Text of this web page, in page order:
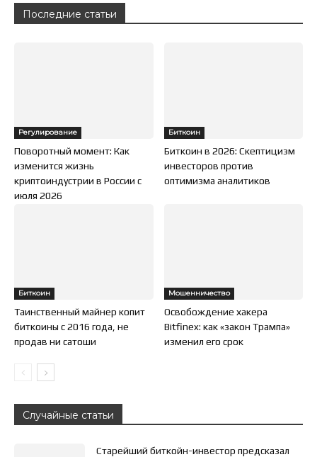
Последние статьи
Регулирование
Поворотный момент: Как
изменится жизнь
криптоиндустрии в России с
июля 2026
Биткоин
Биткоин в 2026: Скептицизм
инвесторов против
оптимизма аналитиков
Биткоин
Таинственный майнер копит
биткоины с 2016 года, не
продав ни сатоши
Мошенничество
Освобождение хакера
Bitfinex: как «закон Трампа»
изменил его срок
Случайные статьи
Старейший биткойн-инвестор предсказал